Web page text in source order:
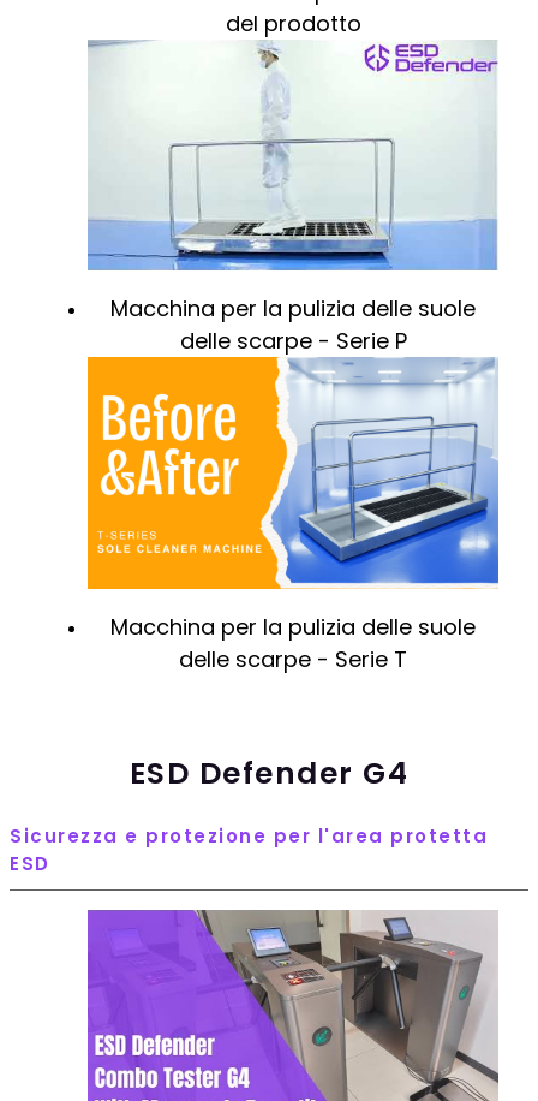
del prodotto
Macchina per la pulizia delle suole
delle scarpe - Serie P
Macchina per la pulizia delle suole
delle scarpe - Serie T
ESD Defender G4
Sicurezza e protezione per l'area protetta
ESD